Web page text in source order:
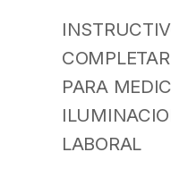
PARA
LABORAL